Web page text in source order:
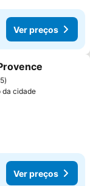
Ver preços
favoritos
da cidade
Ver preços